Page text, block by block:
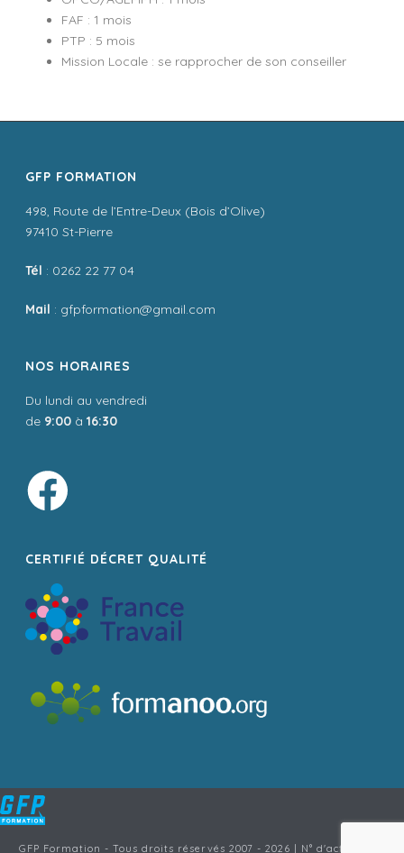
FAF : 1 mois
PTP : 5 mois
Mission Locale : se rapprocher de son conseiller
GFP FORMATION
498, Route de l’Entre-Deux (Bois d’Olive)
97410 St-Pierre
Tél : 0262 22 77 04
Mail : gfpformation@gmail.com
NOS HORAIRES
Du lundi au vendredi
de 9:00 à16:30
CERTIFIÉ DÉCRET QUALITÉ
GFP Formation - Tous droits réservés 2007 - 2026 | N° d'activité de